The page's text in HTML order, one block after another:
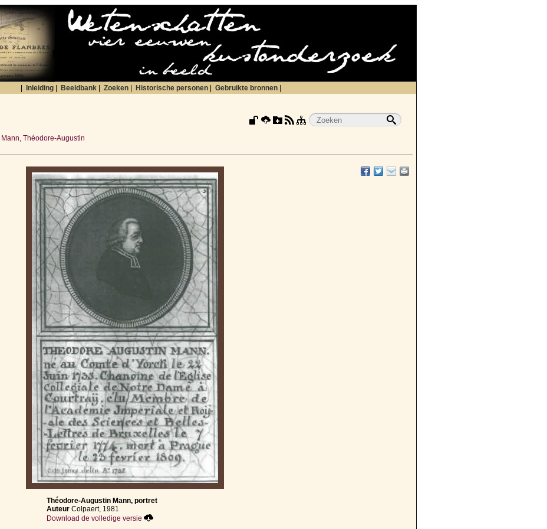
Inleiding Beeldbank Zoeken Historische personen Gebruikte bronnen
Mann, Théodore-Augustin
Théodore-Augustin Mann, portret
Auteur Colpaert, 1981
Download de volledige versie